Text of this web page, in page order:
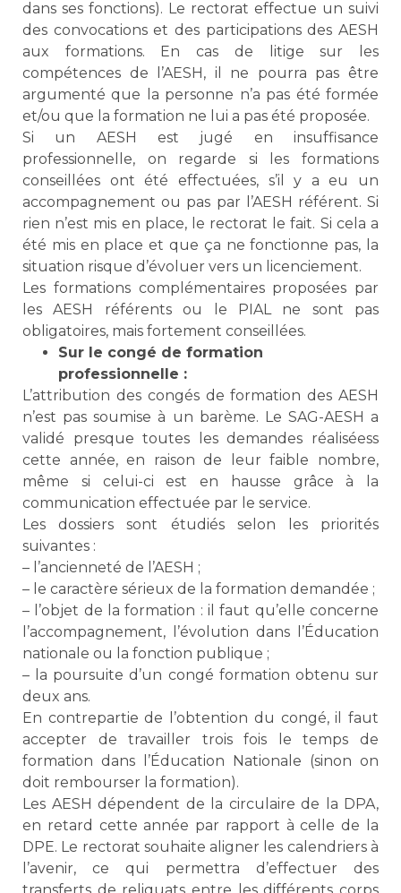
dans ses fonctions). Le rectorat effectue un suivi
des convocations et des participations des AESH
aux formations. En cas de litige sur les
compétences de l’AESH, il ne pourra pas être
argumenté que la personne n’a pas été formée
et/ou que la formation ne lui a pas été proposée.
Si un AESH est jugé en insuffisance
professionnelle, on regarde si les formations
conseillées ont été effectuées, s’il y a eu un
accompagnement ou pas par l’AESH référent. Si
rien n’est mis en place, le rectorat le fait. Si cela a
été mis en place et que ça ne fonctionne pas, la
situation risque d’évoluer vers un licenciement.
Les formations complémentaires proposées par
les AESH référents ou le PIAL ne sont pas
obligatoires, mais fortement conseillées.
Sur le congé de formation
professionnelle :
L’attribution des congés de formation des AESH
n’est pas soumise à un barème. Le SAG-AESH a
validé presque toutes les demandes réaliséess
cette année, en raison de leur faible nombre,
même si celui-ci est en hausse grâce à la
communication effectuée par le service.
Les dossiers sont étudiés selon les priorités
suivantes :
– l’ancienneté de l’AESH ;
– le caractère sérieux de la formation demandée ;
– l’objet de la formation : il faut qu’elle concerne
l’accompagnement, l’évolution dans l’Éducation
nationale ou la fonction publique ;
– la poursuite d’un congé formation obtenu sur
deux ans.
En contrepartie de l’obtention du congé, il faut
accepter de travailler trois fois le temps de
formation dans l’Éducation Nationale (sinon on
doit rembourser la formation).
Les AESH dépendent de la circulaire de la DPA,
en retard cette année par rapport à celle de la
DPE. Le rectorat souhaite aligner les calendriers à
l’avenir, ce qui permettra d’effectuer des